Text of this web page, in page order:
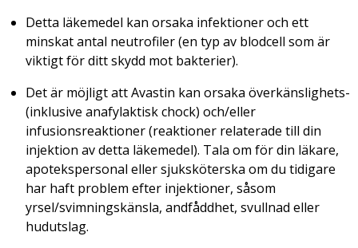
Detta läkemedel kan orsaka infektioner och ett
minskat antal neutrofiler (en typ av blodcell som är
viktigt för ditt skydd mot bakterier).
Det är möjligt att Avastin kan orsaka överkänslighets-
(inklusive anafylaktisk chock) och/eller
infusionsreaktioner (reaktioner relaterade till din
injektion av detta läkemedel). Tala om för din läkare,
apotekspersonal eller sjuksköterska om du tidigare
har haft problem efter injektioner, såsom
yrsel/svimningskänsla, andfåddhet, svullnad eller
hudutslag.